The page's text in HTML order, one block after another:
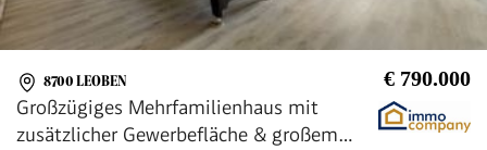
8700 LEOBEN € 790.000
Großzügiges Mehrfamilienhaus mit
zusätzlicher Gewerbefläche & großem